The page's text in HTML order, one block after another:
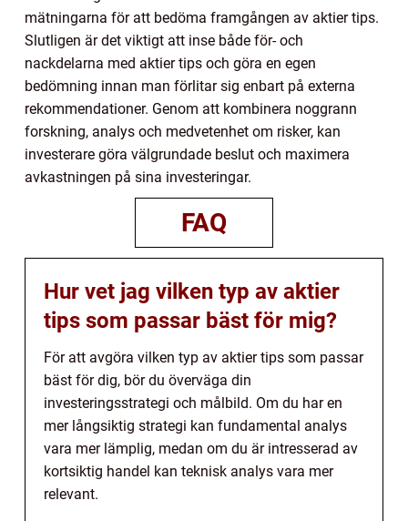
mätningarna för att bedöma framgången av aktier tips.
Slutligen är det viktigt att inse både för- och
nackdelarna med aktier tips och göra en egen
bedömning innan man förlitar sig enbart på externa
rekommendationer. Genom att kombinera noggrann
forskning, analys och medvetenhet om risker, kan
investerare göra välgrundade beslut och maximera
avkastningen på sina investeringar.
FAQ
Hur vet jag vilken typ av aktier
tips som passar bäst för mig?
För att avgöra vilken typ av aktier tips som passar
bäst för dig, bör du överväga din
investeringsstrategi och målbild. Om du har en
mer långsiktig strategi kan fundamental analys
vara mer lämplig, medan om du är intresserad av
kortsiktig handel kan teknisk analys vara mer
relevant.